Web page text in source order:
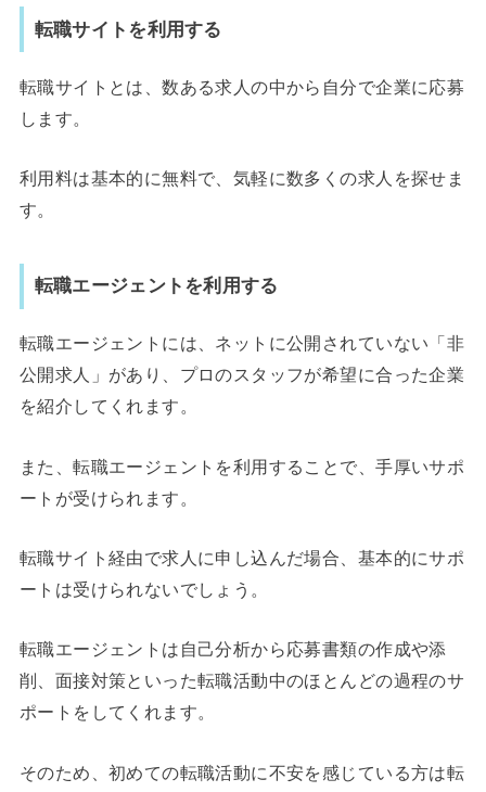
転職サイトを利用する
転職サイトとは、数ある求人の中から自分で企業に応募
します。
利用料は基本的に無料で、気軽に数多くの求人を探せま
す。
転職エージェントを利用する
転職エージェントには、ネットに公開されていない「非
公開求人」があり、プロのスタッフが希望に合った企業
を紹介してくれます。
また、転職エージェントを利用することで、手厚いサポ
ートが受けられます。
転職サイト経由で求人に申し込んだ場合、基本的にサポ
ートは受けられないでしょう。
転職エージェントは自己分析から応募書類の作成や添
削、面接対策といった転職活動中のほとんどの過程のサ
ポートをしてくれます。
そのため、初めての転職活動に不安を感じている方は転